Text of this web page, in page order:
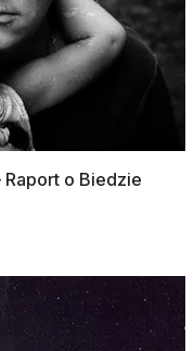
o Biedzie